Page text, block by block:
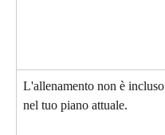
L'allenamento non è incluso
nel tuo piano attuale.